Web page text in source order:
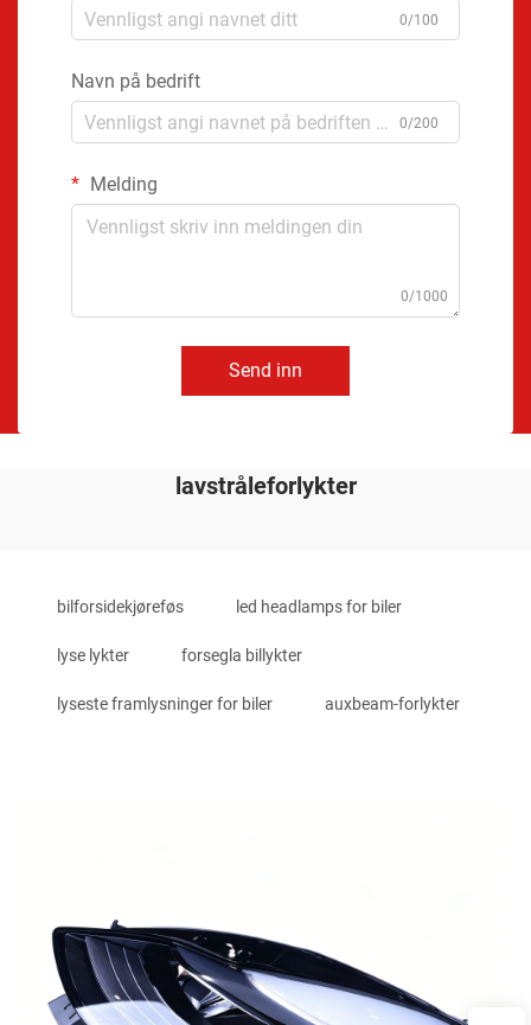
0/100
Navn på bedrift
0/200
Melding
0/1000
Send inn
lavstråleforlykter
bilforsidekjøreføs led headlamps for biler
lyse lykter forsegla billykter
lyseste framlysninger for biler auxbeam-forlykter